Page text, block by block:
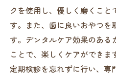
クを使用し、優しく磨くこと
す。また、歯に良いおやつを
す。デンタルケア効果のある
ことで、楽しくケアができ
定期検診を忘れずに行い、専